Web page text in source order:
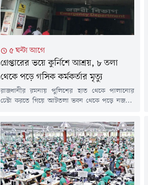
৫ ঘন্টা আগে
গ্রেপ্তারের ভয়ে কুর্নিশে আশ্রয়, ৮ তলা
থেকে পড়ে গসিক কর্মকর্তার মৃত্যু
রাজধানীর রমনায় পুলিশের হাত থেকে পালানোর
চেষ্টা করতে গিয়ে আটতলা ভবন থেকে পড়ে নজরুল
হয়েছে। তিনি গাজীপুর সিটি করপোরেশনের
হিসাবরক্ষণ কর্মকর্তা হিসেবে কর্মরত ছিলেন।বুধবার (৫
আগস্ট) দিবাগত রাতে সিদ্ধেশ্বরী এলাকায় গ্রেপ্তারি
পরোয়ানা এড়ানোর চেষ্টাকালে এ ঘটনা ঘটে।
পারিবারিক ও পুলিশ সূত্রে জানা যায়, নিহত...